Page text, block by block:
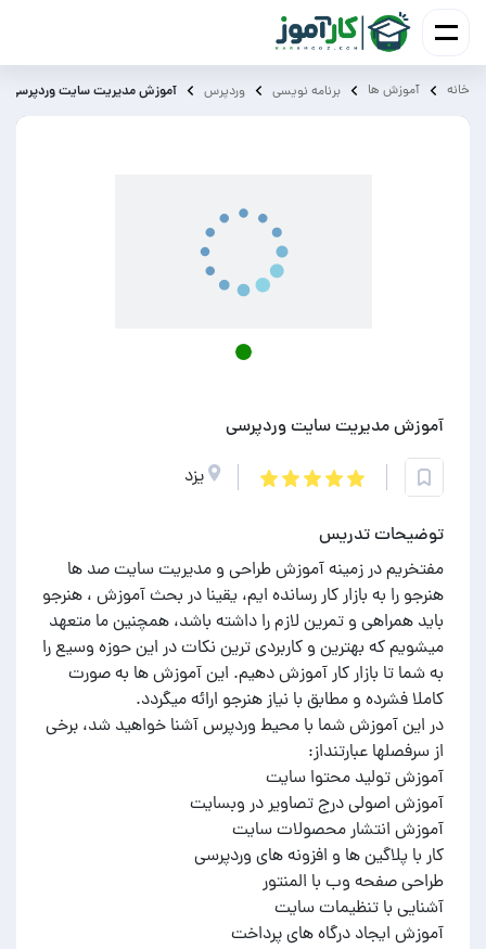
خانه آموزش ‌ها برنامه نویسی وردپرس آموزش مدیریت سایت وردپرسی
آموزش مدیریت سایت وردپرسی
یزد
توضیحات تدریس
مفتخریم در زمینه آموزش طراحی و مدیریت سایت صد ها
هنرجو را به بازار کار رسانده ایم، یقینا در بحث آموزش ، هنرجو
باید همراهی و تمرین لازم را داشته باشد، همچنین ما متعهد
میشویم که بهترین و کاربردی ترین نکات در این حوزه وسیع را
به شما تا بازار کار آموزش دهیم. این آموزش ها به صورت
در این آموزش شما با محیط وردپرس آشنا خواهید شد، برخی